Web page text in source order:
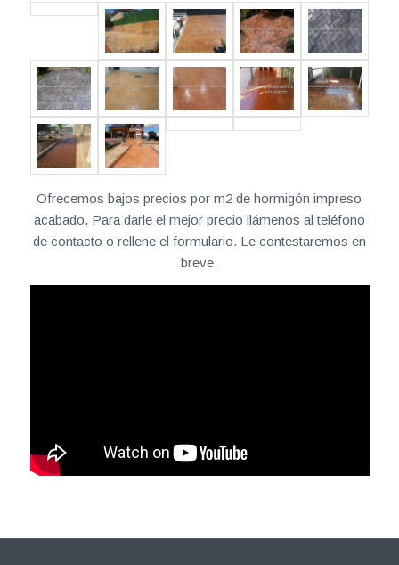
Ofrecemos bajos precios por m2 de hormigón impreso
acabado. Para darle el mejor precio llámenos al teléfono
de contacto o rellene el formulario. Le contestaremos en
breve.